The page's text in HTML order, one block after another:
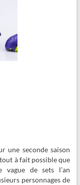
une seconde saison
à fait possible que
vague de sets l’an
personnages de